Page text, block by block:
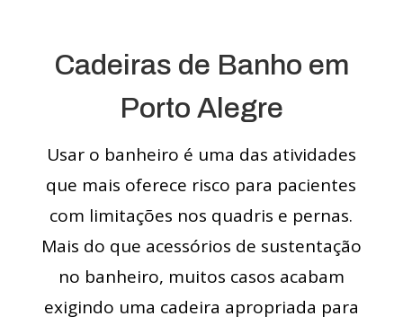
Cadeiras de Banho em
Porto Alegre
Usar o banheiro é uma das atividades
que mais oferece risco para pacientes
com limitações nos quadris e pernas.
Mais do que acessórios de sustentação
no banheiro, muitos casos acabam
exigindo uma cadeira apropriada para